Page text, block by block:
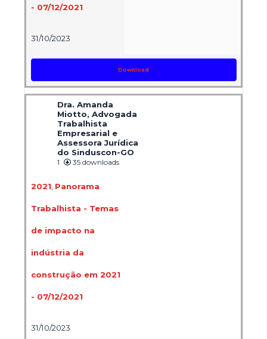
- 07/12/2021
31/10/2023
Download
Dra. Amanda
Miotto, Advogada
Trabalhista
Empresarial e
Assessora Jurídica
do Sinduscon-GO
1 35 downloads
2021, Panorama
Trabalhista - Temas
de impacto na
indústria da
construção em 2021
- 07/12/2021
31/10/2023